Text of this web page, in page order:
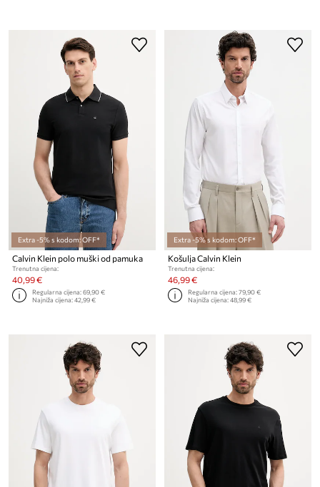
Extra -5% s kodom: OFF*
Calvin Klein polo muški od pamuka
Trenutna cijena:
40,99 €
Regularna cijena:69,90 €
Najniža cijena:42,99 €
Extra -5% s kodom: OFF*
Košulja Calvin Klein
Trenutna cijena:
46,99 €
Regularna cijena:79,90 €
Najniža cijena:48,99 €